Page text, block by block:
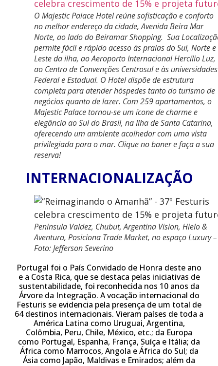
O Majestic Palace Hotel reúne sofisticação e conforto
no melhor endereço da cidade, Avenida Beira Mar
Norte, ao lado do Beiramar Shopping. Sua
permite fácil e rápido acesso às praias do Sul, Norte e
Leste da ilha, ao Aeroporto Internacional Hercílio Luz,
ao Centro de Convenções Centrosul e às universidades
Federal e Estadual. O Hotel dispõe de estrutura
completa para atender hóspedes tanto do turismo de
negócios quanto de lazer. Com 259 apartamentos, o
Majestic Palace tornou-se um ícone de charme e
elegância ao Sul do Brasil, na Ilha de Santa Catarina,
oferecendo um ambiente acolhedor com uma vista
privilegiada para o mar. Clique no baner e faça a sua
reserva!
INTERNACIONALIZAÇÃO
Peninsula Valdez, Chubut, Argentina Vision, Hielo &
Aventura, Posiciona Trade Market, no espaço Luxury –
Foto: Jefferson Severino
Portugal foi o País Convidado de Honra deste ano
e a Costa Rica, que se destaca pelas iniciativas de
sustentabilidade, foi reconhecida nos 10 anos da
Árvore da Integração. A vocação internacional do
Festuris se evidencia pela presença de um total de
64 destinos internacionais. Vieram países de toda a
América Latina como Uruguai, Argentina,
Colômbia, Peru, Chile, México, etc.; da Europa
como Portugal, Espanha, França, Suíça e Itália; da
África como Marrocos, Angola e África do Sul; da
Ásia como Japão, Maldivas e Emirados; além da